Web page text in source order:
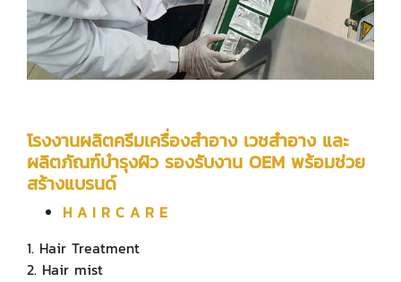
โรงงานผลิตครีมเครื่องสำอาง เวชสำอาง และ
ผลิตภัณฑ์บำรุงผิว รองรับงาน OEM พร้อมช่วย
สร้างแบรนด์
H A I R C A R E
1. Hair Treatment
2. Hair mist